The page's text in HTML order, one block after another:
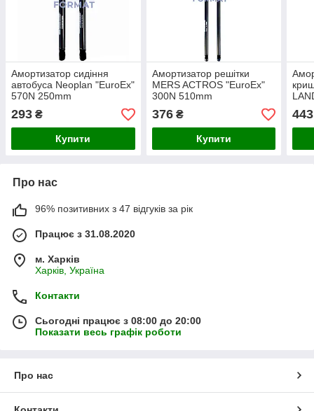
Амортизатор сидіння
автобуса Neoplan "EuroEx"
570N 250mm
293 ₴
Купити
Амортизатор решітки
MERS ACTROS "EuroEx"
300N 510mm
376₴
Купити
443
Про нас
96% позитивних з 47 відгуків за рік
Працює з 31.08.2020
м. Харків
Харків, Україна
Контакти
Сьогодні працює з 08:00 до 20:00
Показати весь графік роботи
Про нас